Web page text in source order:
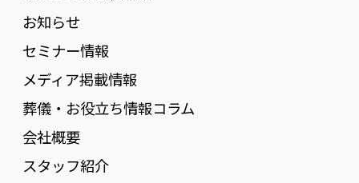
お知らせ
セミナー情報
メディア掲載情報
葬儀・お役立ち情報コラム
会社概要
スタッフ紹介